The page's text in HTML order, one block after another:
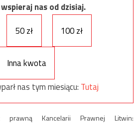
nas od dzisiaj.
50 zł 100 zł
Inna kwota
nas tym miesiącu: Tutaj
prawną Kancelarii Prawnej Litwin: